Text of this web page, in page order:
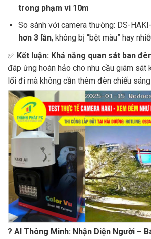
trong phạm vi 10m
So sánh với camera thường: DS-
hơn 3 lần, không bị “bệt màu” hay
✅ Kết luận: Khả năng quan sát ban
đáp ứng hoàn hảo cho nhu cầu giám sát
lối đi mà không cần thêm đèn chiếu sáng
? AI Thông Minh: Nhận Diện Người –